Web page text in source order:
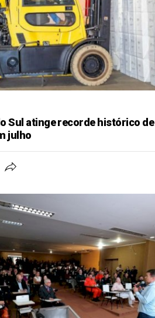
Sul atinge recorde histórico de
julho